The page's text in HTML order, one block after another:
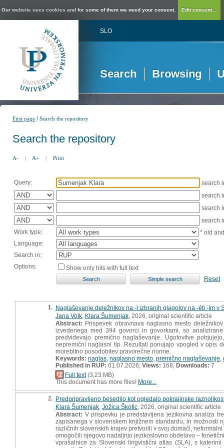
Our website uses cookies and for some of them we need your consent. Edit consent...
SLO
Search Browsing
First page /Search the repository
Search the repository
A- | A+ | Print
Query:
search
search
search
search
Work type:
* old
Language:
Search in:
Options:
Show only hits with full text
Reset
1. Naglaševanje deležnikov na -l izbranih glagolov na -éti -ím v
Jana Volk Klara Šumenjak , 2026, original scientific article
Abstract: Prispevek obravnava naglasno mesto
izvedenega med 394 govorci in govorkami, so
predvidevajo premično naglaševanje. Ugotovitve
nepremični naglasni tip. Rezultati ponujajo vpogled v opis
morebitno posodobitev pravorečne norme.
Keywords: naglas naglasno mesto premično naglaševanje
Published in RUP: 01.07.2026; Views: 168; Downloads: 7
Full text(3,23 MB)
This document has more files! More...
2. Predpripravljeno besedilo kot ogledalo pokrajinske
Klara Šumenjak Jožica Škofic , 2026, original scientific article
Abstract: V prispevku je predstavljena jezikovna analiza
zapisanega v slovenskem knjižnem standardu, in
različnih slovenskih krajev pretvorili v svoj domači,
omogočili njegovo nadaljnjo jezikoslovno obdelavo –
vprašalnice za Slovenski lingvistični atlas (SLA), s